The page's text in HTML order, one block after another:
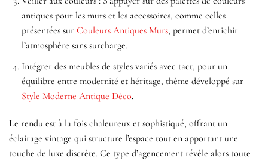
antiques pour les murs et les accessoires, comme celles
présentées sur Couleurs Antiques Murs, permet d’enrichir
l’atmosphère sans surcharge.
Intégrer des meubles de styles variés avec tact, pour un
équilibre entre modernité et héritage, thème développé sur
Style Moderne Antique Déco.
Le rendu est à la fois chaleureux et sophistiqué, offrant un
éclairage vintage qui structure l’espace tout en apportant une
touche de luxe discrète. Ce type d’agencement révèle alors toute